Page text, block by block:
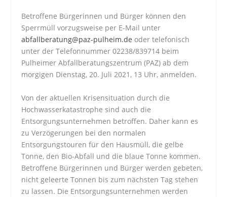
Betroffene Bürgerinnen und Bürger können den
Sperrmüll vorzugsweise per E-Mail unter
abfallberatung@paz-pulheim.de oder telefonisch
unter der Telefonnummer 02238/839714 beim
Pulheimer Abfallberatungszentrum (PAZ) ab dem
morgigen Dienstag, 20. Juli 2021, 13 Uhr, anmelden.
Von der aktuellen Krisensituation durch die
Hochwasserkatastrophe sind auch die
Entsorgungsunternehmen betroffen. Daher kann es
zu Verzögerungen bei den normalen
Entsorgungstouren für den Hausmüll, die gelbe
Tonne, den Bio-Abfall und die blaue Tonne kommen.
Betroffene Bürgerinnen und Bürger werden gebeten,
nicht geleerte Tonnen bis zum nächsten Tag stehen
zu lassen. Die Entsorgungsunternehmen werden